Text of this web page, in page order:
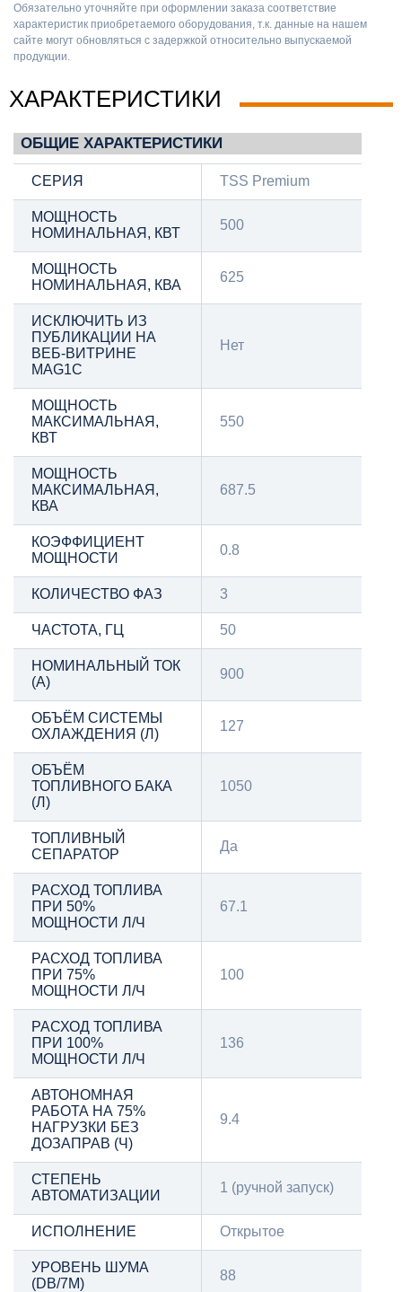
Обязательно уточняйте при оформлении заказа соответствие
характеристик приобретаемого оборудования, т.к. данные на нашем
сайте могут обновляться с задержкой относительно выпускаемой
продукции.
ХАРАКТЕРИСТИКИ
ОБЩИЕ ХАРАКТЕРИСТИКИ
СЕРИЯ TSS Premium
МОЩНОСТЬ
НОМИНАЛЬНАЯ, КВТ
500
МОЩНОСТЬ
НОМИНАЛЬНАЯ, КВА
625
ИСКЛЮЧИТЬ ИЗ
ПУБЛИКАЦИИ НА
ВЕБ-ВИТРИНЕ
MAG1C
Нет
МОЩНОСТЬ
МАКСИМАЛЬНАЯ,
КВТ
550
МОЩНОСТЬ
МАКСИМАЛЬНАЯ,
КВА
687.5
КОЭФФИЦИЕНТ
МОЩНОСТИ
0.8
КОЛИЧЕСТВО ФАЗ 3
ЧАСТОТА, ГЦ 50
НОМИНАЛЬНЫЙ ТОК
(А)
900
ОБЪЁМ СИСТЕМЫ
ОХЛАЖДЕНИЯ (Л)
127
ОБЪЁМ
ТОПЛИВНОГО БАКА
(Л)
1050
ТОПЛИВНЫЙ
СЕПАРАТОР
Да
РАСХОД ТОПЛИВА
ПРИ 50%
МОЩНОСТИ Л/Ч
67.1
РАСХОД ТОПЛИВА
ПРИ 75%
МОЩНОСТИ Л/Ч
100
РАСХОД ТОПЛИВА
ПРИ 100%
МОЩНОСТИ Л/Ч
136
АВТОНОМНАЯ
РАБОТА НА 75%
НАГРУЗКИ БЕЗ
ДОЗАПРАВ (Ч)
9.4
СТЕПЕНЬ
АВТОМАТИЗАЦИИ
1 (ручной запуск)
ИСПОЛНЕНИЕ Открытое
УРОВЕНЬ ШУМА
(DB/7М)
88